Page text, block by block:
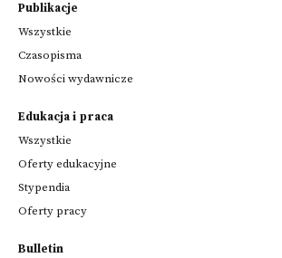
Publikacje
Wszystkie
Czasopisma
Nowości wydawnicze
Edukacja i praca
Wszystkie
Oferty edukacyjne
Stypendia
Oferty pracy
Bulletin